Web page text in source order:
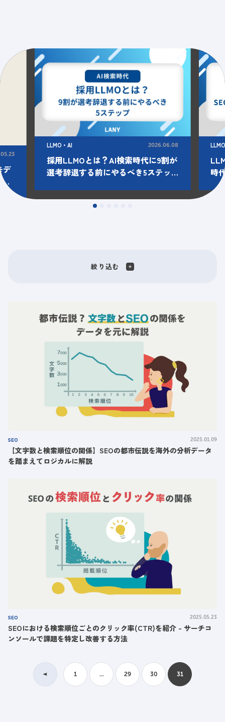
デ
LLMO・AI 2026.06.08
採用LLMOとは？AI検索時代に9割が
選考辞退する前にやるべき5ステッ
時
絞り込む
SEO 2025.01.09
【文字数と検索順位の関係】SEOの都市伝説を海外の分析データ
を踏まえてロジカルに解説
SEO 2025.05.23
SEOにおける検索順位ごとのクリック率(CTR)を紹介 - サーチコ
ンソールで課題を特定し改善する方法
1 ... 29 30 31